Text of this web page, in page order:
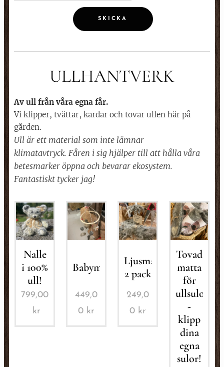
SKICKA
ULLHANTVERK
Av ull från våra egna får.
Vi klipper, tvättar, kardar och tovar ullen här på
gården.
Ull är ett material som inte lämnar
klimatavtryck. Fåren i sig hjälper till att hålla våra
betesmarker öppna och bevarar ekosystem.
Fantastiskt tycker jag!
Nalle
i 100%
ull!
799,00
kr
Babymobil
449,0
0 kr
Ljusmanschett
2 pack
249,0
0 kr
Tovad
matta
för
ullsulor
-
klipp
dina
egna
sulor!